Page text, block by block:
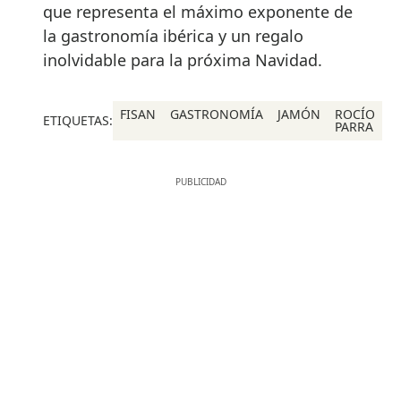
que representa el máximo exponente de
la gastronomía ibérica y un regalo
inolvidable para la próxima Navidad.
ETIQUETAS: FISAN GASTRONOMÍA JAMÓN ROCÍO
PARRA